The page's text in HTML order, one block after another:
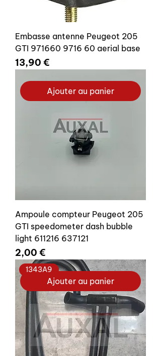
Embasse antenne Peugeot 205
GTI 971660 9716 60 aerial base
Prix
13,90 €
Ajouter au panier
Ampoule compteur Peugeot 205
GTI speedometer dash bubble
light 611216 637121
Prix
2,00 €
Ajouter au panier
1343A9